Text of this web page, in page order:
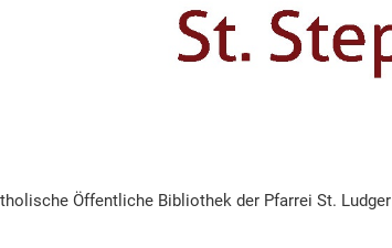
Öffentliche Bibliothek der Pfarrei St. Ludger